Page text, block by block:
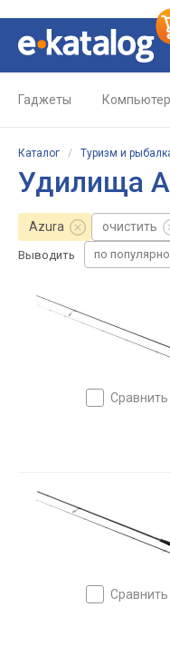
Гаджеты
Каталог / Туризм и
Удилища
Azura очистить
Выводить по
сравнить
сравнить